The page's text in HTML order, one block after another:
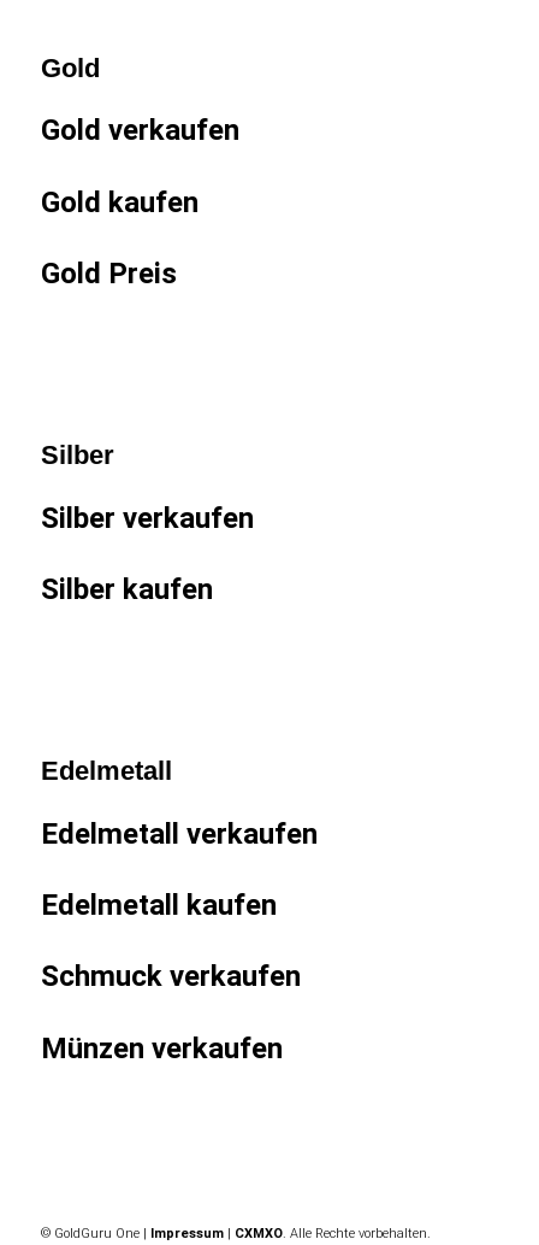
Gold
Gold verkaufen
Gold kaufen
Gold Preis
Silber
Silber verkaufen
Silber kaufen
Edelmetall
Edelmetall verkaufen
Edelmetall kaufen
Schmuck verkaufen
Münzen verkaufen
© GoldGuru One | Impressum| CXMXO. Alle Rechte vorbehalten.